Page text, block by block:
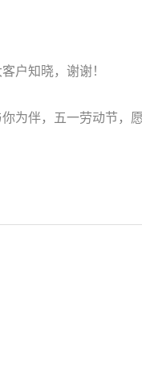
户知晓，谢谢！
为伴，五一劳动节，